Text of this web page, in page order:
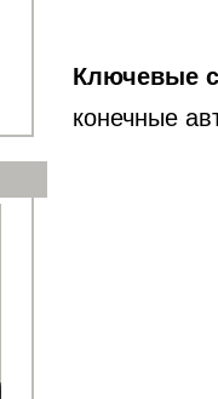
Ключевые
конечные